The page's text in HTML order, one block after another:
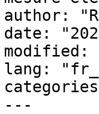
author:
date:
modified:
lang:
---